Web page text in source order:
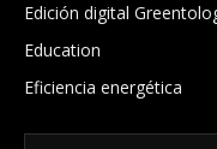
Edición digital
Education
Eficiencia energética